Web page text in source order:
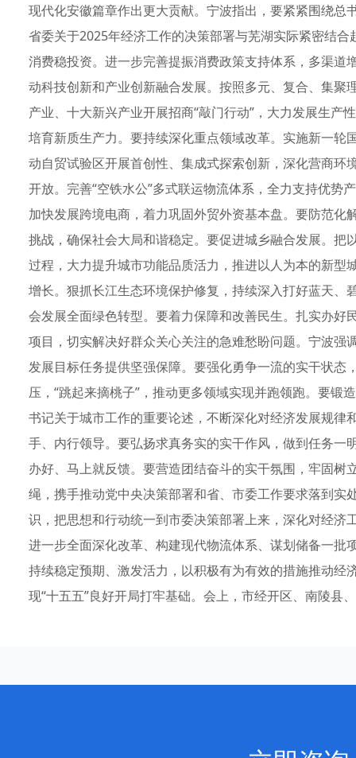
现代化安徽篇章作出更大贡献。宁波指出，要紧紧围绕总
省委关于2025年经济工作的决策部署与芜湖实际紧密结
消费稳投资。进一步完善提振消费政策支持体系，多渠
动科技创新和产业创新融合发展。按照多元、复合、集
产业、十大新兴产业开展招商“敲门行动”，大力发展生产
培育新质生产力。要持续深化重点领域改革。实施新一
动自贸试验区开展首创性、集成式探索创新，深化营商
开放。完善“空铁水公”多式联运物流体系，全力支持优势
加快发展跨境电商，着力巩固外贸外资基本盘。要防范化
挑战，确保社会大局和谐稳定。要促进城乡融合发展。
过程，大力提升城市功能品质活力，推进以人为本的新
增长。狠抓长江生态环境保护修复，持续深入打好蓝天、
会发展全面绿色转型。要着力保障和改善民生。扎实办
项目，切实解决好群众关心关注的急难愁盼问题。宁波
发展目标任务提供坚强保障。要强化勇争一流的实干状态
压，“跳起来摘桃子”，推动更多领域实现并跑领跑。要
书记关于城市工作的重要论述，不断深化对经济发展规
手、内行领导。要弘扬求真务实的实干作风，做到任务
办好、马上就反馈。要营造团结奋斗的实干氛围，牢固树
绳，携手推动党中央决策部署和省、市委工作要求落到
识，把思想和行动统一到市委决策部署上来，深化对经
进一步全面深化改革、构建现代物流体系、谋划储备一
持续稳定预期、激发活力，以积极有为有效的措施推动经
现“十五五”良好开局打牢基础。会上，市经开区、南陵县